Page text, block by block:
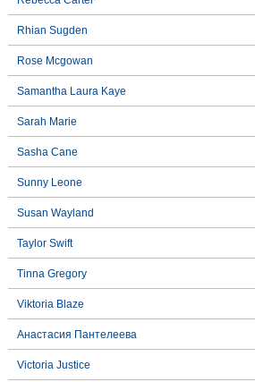
Rhian Sugden
Rose Mcgowan
Samantha Laura Kaye
Sarah Marie
Sasha Cane
Sunny Leone
Susan Wayland
Taylor Swift
Tinna Gregory
Viktoria Blaze
Анастасия Пантелеева
Victoria Justice